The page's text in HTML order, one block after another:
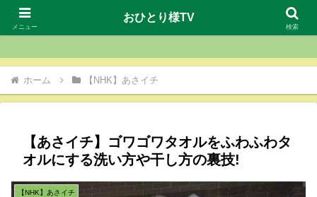
おひとり様TV
ホーム 【NHK】あさイチ
【あさイチ】ゴワゴワタオルをふわふわタ
オルにする洗い方や干し方の裏技!
【NHK】あさイチ
メニュー
おひとり様TV
検索